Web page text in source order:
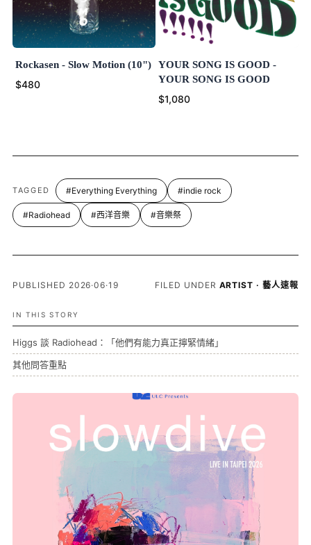
Rockasen - Slow Motion (10")
$480
YOUR SONG IS GOOD -
YOUR SONG IS GOOD
$1,080
TAGGED #Everything Everything #indie rock
#Radiohead #西洋音樂 #音樂祭
PUBLISHED 2026·06·19 FILED UNDER ARTIST · 藝人速報
IN THIS STORY
Higgs 談 Radiohead：「他們有能力真正擰緊情緒」
其他問答重點